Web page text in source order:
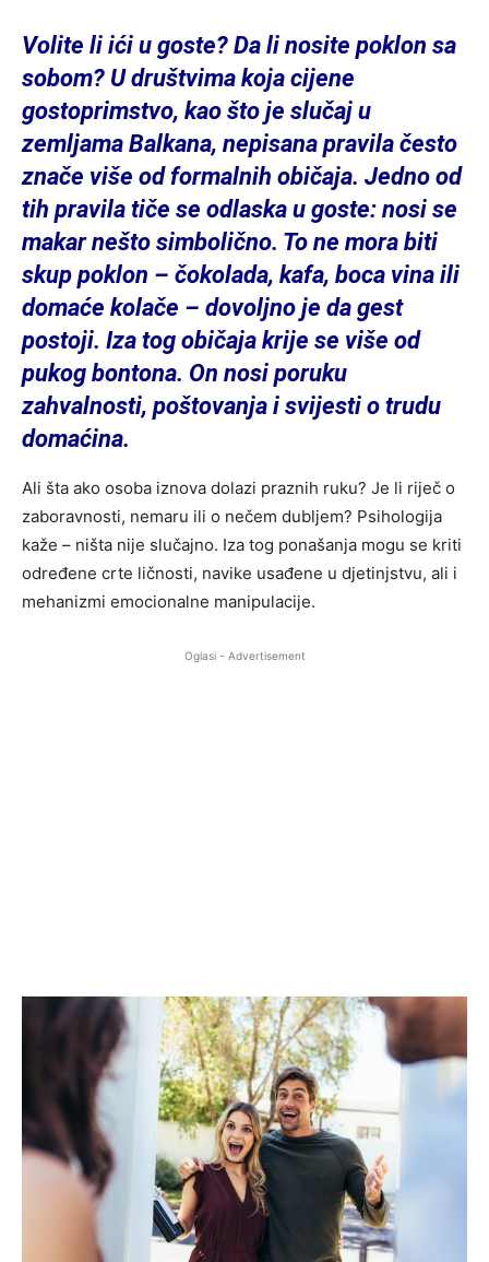
Volite li ići u goste? Da li nosite poklon sa
sobom? U društvima koja cijene
gostoprimstvo, kao što je slučaj u
zemljama Balkana, nepisana pravila često
znače više od formalnih običaja. Jedno od
tih pravila tiče se odlaska u goste: nosi se
makar nešto simbolično. To ne mora biti
skup poklon – čokolada, kafa, boca vina ili
domaće kolače – dovoljno je da gest
postoji. Iza tog običaja krije se više od
pukog bontona. On nosi poruku
zahvalnosti, poštovanja i svijesti o trudu
domaćina.
Ali šta ako osoba iznova dolazi praznih ruku? Je li riječ o
zaboravnosti, nemaru ili o nečem dubljem? Psihologija
kaže – ništa nije slučajno. Iza tog ponašanja mogu se kriti
određene crte ličnosti, navike usađene u djetinjstvu, ali i
mehanizmi emocionalne manipulacije.
Oglasi - Advertisement